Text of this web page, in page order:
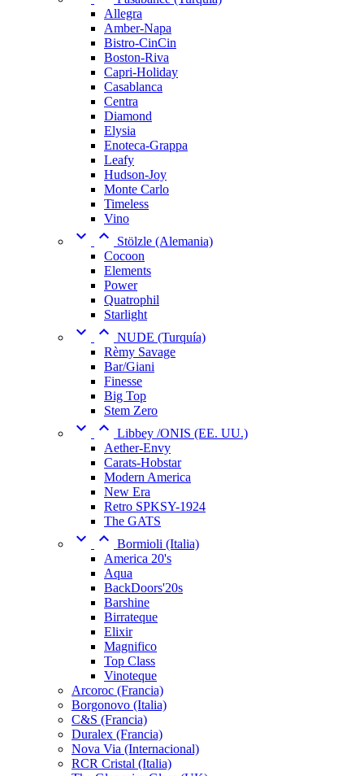
Allegra
Amber-Napa
Bistro-CinCin
Boston-Riva
Capri-Holiday
Casablanca
Centra
Diamond
Elysia
Enoteca-Grappa
Leafy
Hudson-Joy
Monte Carlo
Timeless
Vino
 
Stölzle (Alemania)
Cocoon
Elements
Power
Quatrophil
Starlight
  NUDE (Turquía)
Rèmy Savage
Bar/Giani
Finesse
Big Top
Stem Zero
  Libbey /ONIS (EE. UU.)
Aether-Envy
Carats-Hobstar
Modern America
New Era
Retro SPKSY-1924
The GATS
  Bormioli (Italia)
America 20's
Aqua
BackDoors'20s
Barshine
Birrateque
Elixir
Magnifico
Top Class
Vinoteque
Arcoroc (Francia)
Borgonovo (Italia)
C&S (Francia)
Duralex (Francia)
Nova Via (Internacional)
RCR Cristal (Italia)